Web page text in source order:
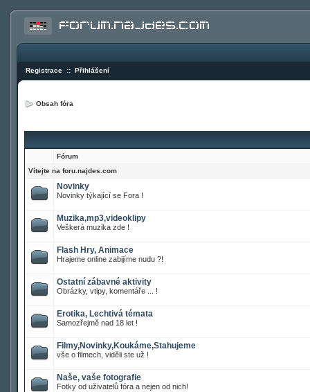
Registrace :: Přihlášení
Obsah fóra
Fórum
Vítejte na foru.najdes.com
Novinky
Novinky týkající se Fora !
Muzika,mp3,videoklipy
Veškerá muzika zde !
Flash Hry, Animace
Hrajeme online zabijíme nudu ?!
Ostatní zábavné aktivity
Obrázky, vtipy, komentáře ... !
Erotika, Lechtivá témata
Samozřejmě nad 18 let !
Filmy,Novinky,Koukáme,Stahujeme
vše o filmech, viděli ste už !
Naše, vaše fotografie
Fotky od uživatelů fóra a nejen od nich!